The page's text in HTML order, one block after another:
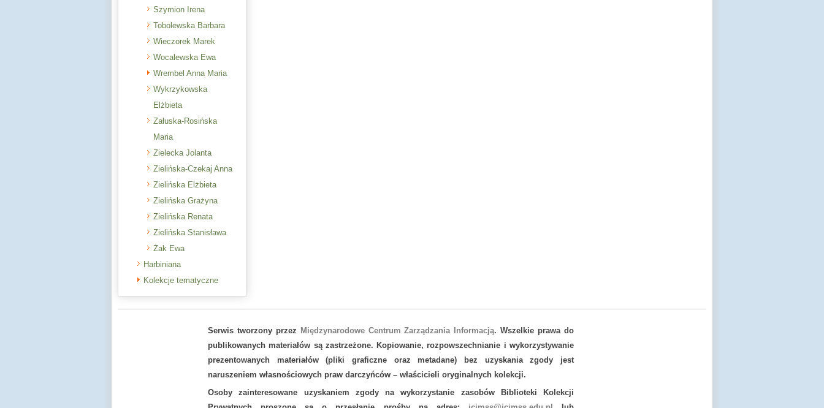
Szymion Irena
Tobolewska Barbara
Wieczorek Marek
Wocalewska Ewa
Wrembel Anna Maria
Wykrzykowska
Elżbieta
Załuska-Rosińska
Maria
Zielecka Jolanta
Zielińska-Czekaj Anna
Zielińska Elżbieta
Zielińska Grażyna
Zielińska Renata
Zielińska Stanisława
Żak Ewa
Harbiniana
Kolekcje tematyczne
Serwis tworzony przez Międzynarodowe Centrum Zarządzania Informacją. Wszelkie prawa do
publikowanych materiałów są zastrzeżone. Kopiowanie, rozpowszechnianie i wykorzystywanie
prezentowanych materiałów (pliki graficzne oraz metadane) bez uzyskania zgody jest
naruszeniem własnościowych praw darczyńców – właścicieli oryginalnych kolekcji.
Osoby zainteresowane uzyskaniem zgody na wykorzystanie zasobów Biblioteki Kolekcji